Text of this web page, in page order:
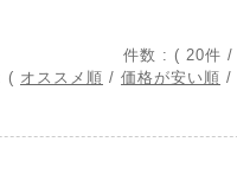
件数 : ( 20件 /
( オススメ順 / 価格が安い順 /